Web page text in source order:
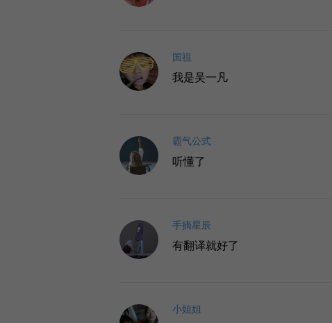
国祖
我是吴一凡
霸气公式
听懂了
手摘星辰
有翻译就好了
小姐姐